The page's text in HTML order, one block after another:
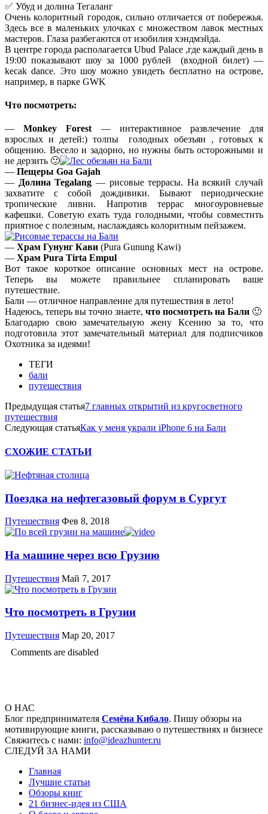
✅ Убуд и долина Тегаланг
Очень колоритный городок, сильно отличается от побережья.
Здесь все в маленьких улочках с множеством лавок местных
мастеров. Глаза разбегаются от изобилия хэндмэйда.
В центре города располагается Ubud Palace ,где каждый день в
19:00 показывают шоу за 1000 рублей (входной билет) —
kecak dance. Это шоу можно увидеть бесплатно на острове,
например, в парке GWK
Что посмотреть:
—Monkey Forest — интерактивное развлечение для
взрослых и детей:) толпы голодных обезъян , готовых к
общению. Весело и задорно, но нужны быть осторожными и
не дерзить 🙂
— Пещеры Goa Gajah
— Долина Tegalang — рисовые террасы. На всякий случай
захватите с собой дождивики. Бывают периодические
тропические ливни. Напротив террас многоуровневые
кафешки. Советую ехать туда голодными, чтобы совместить
приятное с полезным, наслаждаясь колоритным пейзажем.
— Храм Гунунг Кави (Pura Gunung Kawi)
— Храм Pura Tirta Empul
Вот такое короткое описание основных мест на острове.
Теперь вы можете правильнее спланировать ваше
путешествие.
Бали — отличное направление для путешествия в лето!
Надеюсь, теперь вы точно знаете, что посмотреть на Бали 🙂
Благодарю свою замечательную жену Ксению за то, что
подготовила этот замечательный материал для подписчиков
Охотника за идеями!
ТЕГИ
бали
путешествия
Предыдущая статья7 главных открытий из кругосветного
путешествия
Следующая статьяКак у меня украли iPhone 6 на Бали
СХОЖИЕ СТАТЬИ
Поездка на нефтегазовый форум в Сургут
Путешествия Фев 8, 2018
На машине через всю Грузию
Путешествия Май 7, 2017
Что посмотреть в Грузии
Путешествия Мар 20, 2017
Comments are disabled
О НАС
Блог предпринимателя Семёна Кибало. Пишу обзоры на
мотивирующие книги, рассказываю о путешествиях и бизнесе
Свяжитесь с нами: info@ideazhunter.ru
СЛЕДУЙ ЗА НАМИ
Главная
Лучшие статьи
Обзоры книг
21 бизнес-идея из США